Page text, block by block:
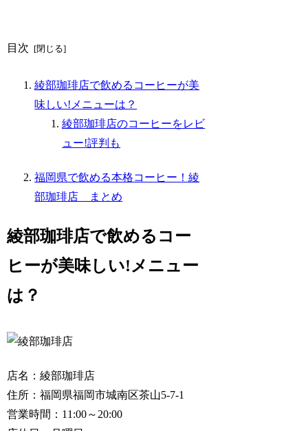
目次
綾部珈琲店で飲めるコーヒーが美
味しい!メニューは？
綾部珈琲店のコーヒーをレビ
ュー!評判も
福岡県で飲める本格コーヒー！綾
部珈琲店 まとめ
綾部珈琲店で飲めるコー
ヒーが美味しい!メニュー
は？
店名：綾部珈琲店
住所：福岡県福岡市城南区茶山5-7-1
営業時間：11:00～20:00